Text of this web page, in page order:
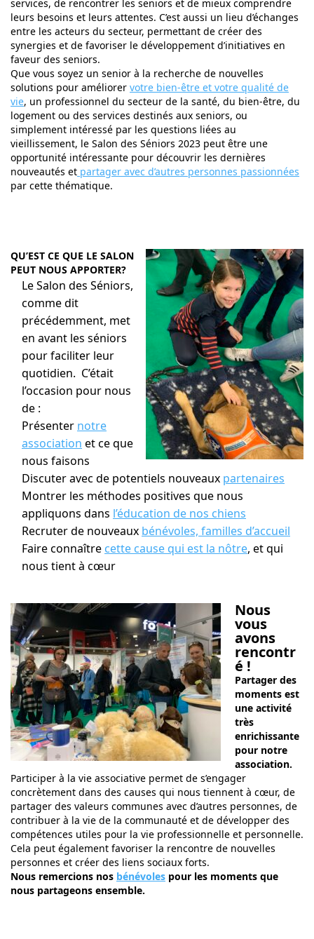
services, de rencontrer les seniors et de mieux comprendre
leurs besoins et leurs attentes. C’est aussi un lieu d’échanges
entre les acteurs du secteur, permettant de créer des
synergies et de favoriser le développement d’initiatives en
faveur des seniors.
Que vous soyez un senior à la recherche de nouvelles
solutions pour améliorer votre bien-être et votre qualité de
vie, un professionnel du secteur de la santé, du bien-être, du
logement ou des services destinés aux seniors, ou
simplement intéressé par les questions liées au
vieillissement, le Salon des Séniors 2023 peut être une
opportunité intéressante pour découvrir les dernières
nouveautés et partager avec d’autres personnes passionnées
par cette thématique.
QU’EST CE QUE LE SALON
PEUT NOUS APPORTER?
Le Salon des Séniors,
comme dit
précédemment, met
en avant les séniors
pour faciliter leur
quotidien. C’était
l’occasion pour nous
de :
Présenter notre
association et ce que
nous faisons
Discuter avec de potentiels nouveaux partenaires
Montrer les méthodes positives que nous
appliquons dans l’éducation de nos chiens
Recruter de nouveaux bénévoles, familles d’accueil
Faire connaître cette cause qui est la nôtre, et qui
nous tient à cœur
Nous
vous
avons
rencontr
é !
Partager des
moments est
une activité
très
enrichissante
pour notre
association.
Participer à la vie associative permet de s’engager
concrètement dans des causes qui nous tiennent à cœur, de
partager des valeurs communes avec d’autres personnes, de
contribuer à la vie de la communauté et de développer des
compétences utiles pour la vie professionnelle et personnelle.
Cela peut également favoriser la rencontre de nouvelles
personnes et créer des liens sociaux forts.
Nous remercions nos bénévoles pour les moments que
nous partageons ensemble.